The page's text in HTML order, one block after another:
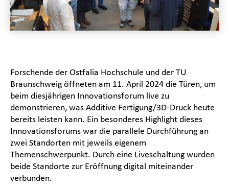
Forschende der Ostfalia Hochschule und der TU
Braunschweig öffneten am 11. April 2024 die Türen, um
beim diesjährigen Innovationsforum live zu
demonstrieren, was Additive Fertigung/3D-Druck heute
bereits leisten kann. Ein besonderes Highlight dieses
Innovationsforums war die parallele Durchführung an
zwei Standorten mit jeweils eigenem
Themenschwerpunkt. Durch eine Liveschaltung wurden
beide Standorte zur Eröffnung digital miteinander
verbunden.